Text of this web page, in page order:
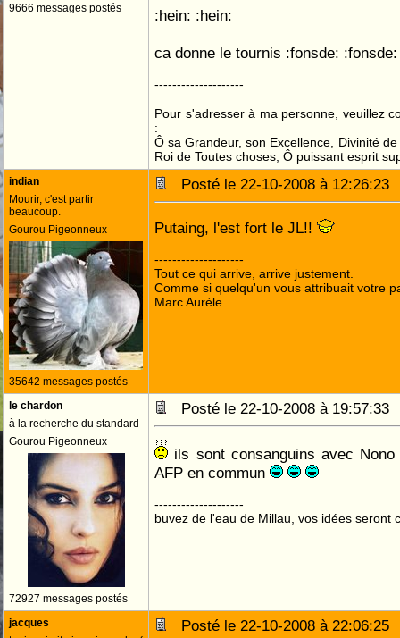
9666 messages postés
:hein: :hein:
ca donne le tournis :fonsde: :fonsde:
--------------------
Pour s'adresser à ma personne, veuillez
:
Ô sa Grandeur, son Excellence, Divinité
Roi de Toutes choses, Ô puissant esprit
indian
Mourir, c'est partir
beaucoup.
Gourou Pigeonneux
35642 messages postés
Posté le 22-10-2008 à
Putaing, l'est fort le JL!!
--------------------
Tout ce qui arrive, arrive justement.
Comme si quelqu'un vous attribuait votre
Marc Aurèle
le chardon
à la recherche du standard
Gourou Pigeonneux
72927 messages postés
Posté le 22-10-2008 à
ils sont consanguins avec
AFP en commun
--------------------
buvez de l'eau de Millau, vos idées seront
jacques
Posté le 22-10-2008 à